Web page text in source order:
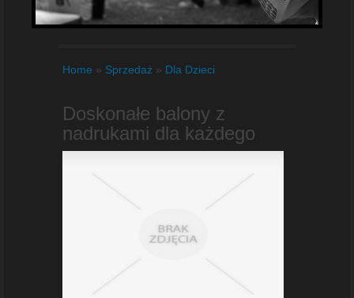
Home » Sprzedaż » Dla Dzieci
Doskonałe balony z
nadrukami dla każdego